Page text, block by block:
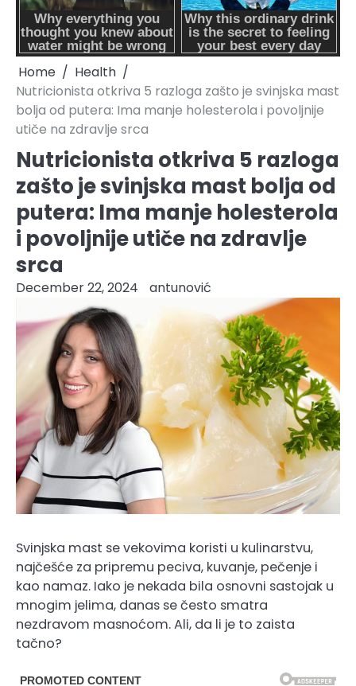
Home
Health
Nutricionista otkriva 5 razloga zašto je svinjska mast
bolja od putera: Ima manje holesterola i povoljnije
utiče na zdravlje srca
Nutricionista otkriva 5 razloga
zašto je svinjska mast bolja od
putera: Ima manje holesterola
i povoljnije utiče na zdravlje
srca
December 22, 2024 antunović
Svinjska mast se vekovima koristi u kulinarstvu,
najčešće za pripremu peciva, kuvanje, pečenje i
kao namaz. Iako je nekada bila osnovni sastojak u
mnogim jelima, danas se često smatra
nezdravom masnoćom. Ali, da li je to zaista
tačno?